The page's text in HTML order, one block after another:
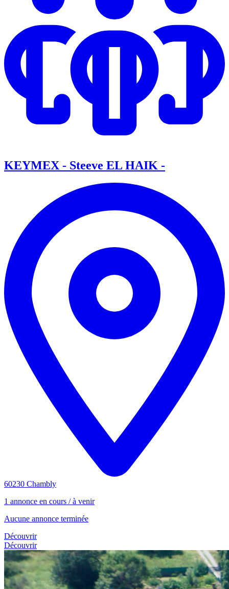
KEYMEX - Steeve EL HAIK -
60230 Chambly
1 annonce en cours / à venir
Aucune annonce terminée
Découvrir
Découvrir